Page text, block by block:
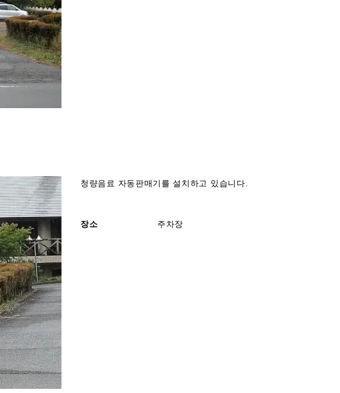
청량음료 자동판매기를 설치하고 있습니다.
장소 주차장